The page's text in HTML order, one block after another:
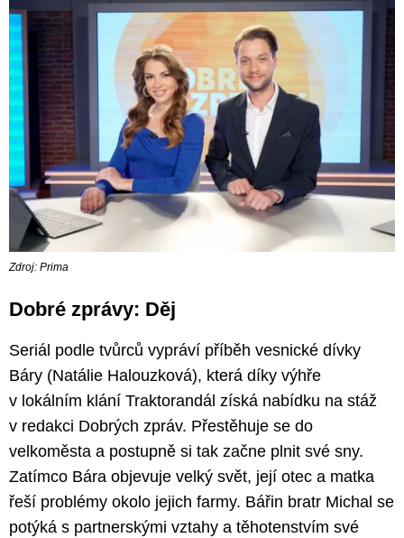
Zdroj: Prima
Dobré zprávy: Děj
Seriál podle tvůrců vypráví příběh vesnické dívky
Báry (Natálie Halouzková), která díky výhře
v lokálním klání Traktorandál získá nabídku na stáž
v redakci Dobrých zpráv. Přestěhuje se do
velkoměsta a postupně si tak začne plnit své sny.
Zatímco Bára objevuje velký svět, její otec a matka
řeší problémy okolo jejich farmy. Bářin bratr Michal se
potýká s partnerskými vztahy a těhotenstvím své